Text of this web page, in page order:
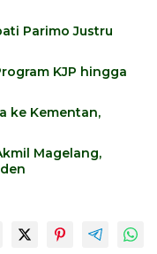
Parimo Justru
KJP hingga
ke Kementan,
Magelang,